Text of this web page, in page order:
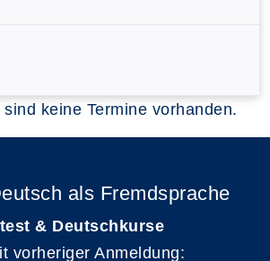
keine Termine vorhanden.
als Fremdsprache
& Deutschkurse
vorheriger Anmeldung: